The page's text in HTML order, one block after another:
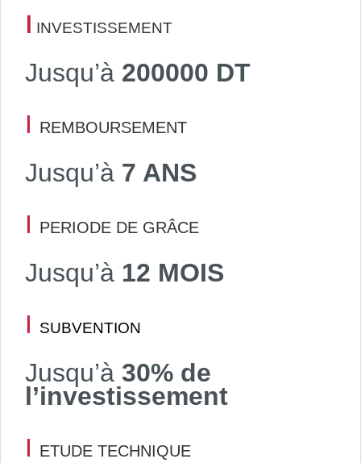
I INVESTISSEMENT
Jusqu’à 200000 DT
I REMBOURSEMENT
Jusqu’à 7 ANS
I PERIODE DE GRÂCE
Jusqu’à 12 MOIS
I
SUBVENTION
Jusqu’à 30% de
l’investissement
I ETUDE TECHNIQUE